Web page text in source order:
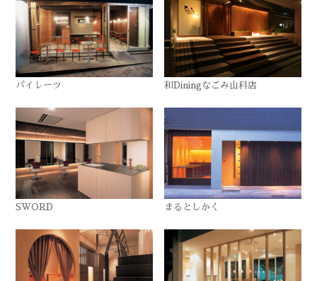
パイレーツ 和Diningなごみ山科店
SWORD まるとしかく